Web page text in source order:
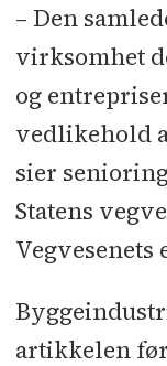
– Den
virksomhet
og
vedlikehold
sier
Statens
Vegvesenets
artikkelen